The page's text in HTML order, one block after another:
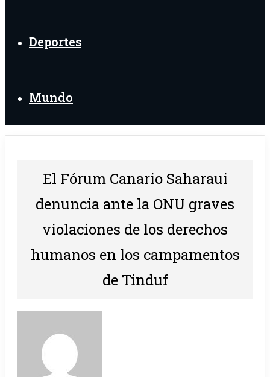
Deportes
Mundo
El Fórum Canario Saharaui
denuncia ante la ONU graves
violaciones de los derechos
humanos en los campamentos
de Tinduf